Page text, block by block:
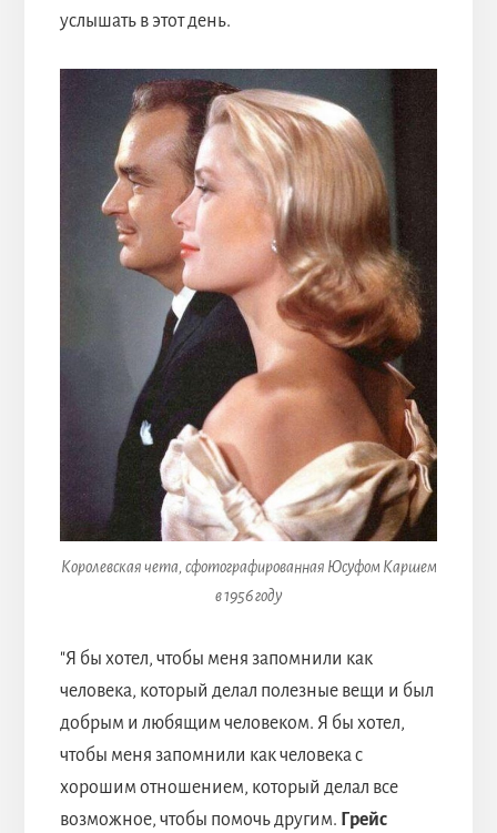
услышать в этот день.
Королевская чета, сфотографированная Юсуфом Каршем
в 1956 году
"Я бы хотел, чтобы меня запомнили как
человека, который делал полезные вещи и был
добрым и любящим человеком. Я бы хотел,
чтобы меня запомнили как человека с
хорошим отношением, который делал все
возможное, чтобы помочь другим. Грейс